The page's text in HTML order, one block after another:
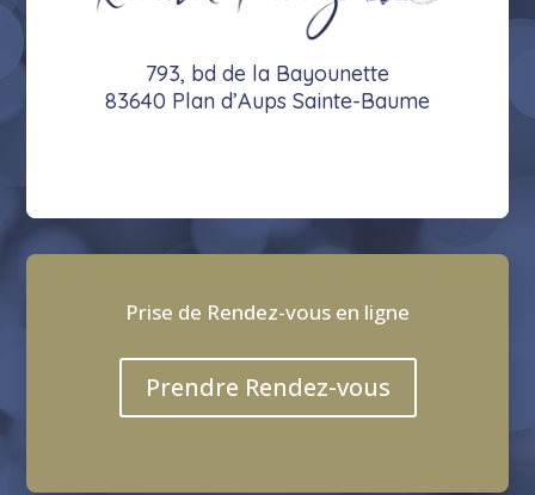
793, bd de la Bayounette
83640 Plan d’Aups Sainte-Baume
Prise de Rendez-vous en ligne
Prendre Rendez-vous